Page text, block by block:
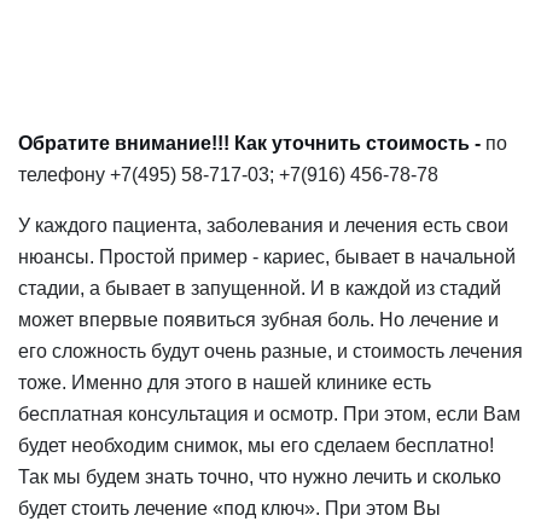
Обратите внимание!!! Как уточнить стоимость - по
телефону +7(495) 58-717-03; +7(916) 456-78-78
У каждого пациента, заболевания и лечения есть свои
нюансы. Простой пример - кариес, бывает в начальной
стадии, а бывает в запущенной. И в каждой из стадий
может впервые появиться зубная боль. Но лечение и
его сложность будут очень разные, и стоимость лечения
тоже. Именно для этого в нашей клинике есть
бесплатная консультация и осмотр. При этом, если Вам
будет необходим снимок, мы его сделаем бесплатно!
Так мы будем знать точно, что нужно лечить и сколько
будет стоить лечение «под ключ». При этом Вы